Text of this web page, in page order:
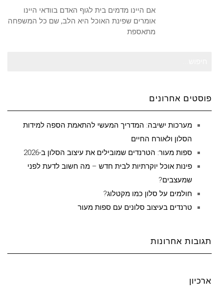
אם היינו מדמים בית לגוף האדם בוודאי היינו
אומרים שפינת האוכל היא הלב, שם כל המשפחה
מתאספת
פוסטים אחרונים
מערכות ישיבה: המדריך המעשי להתאמת הספה למידות
הסלון ולאורח החיים
ספות מעור: הטרנדים שמובילים את עיצוב הסלון ב-2026
פינות אוכל יוקרתיות לבית חדש – מה חשוב לדעת לפני
שמעצבים?
חולמים על סלון כמו מקטלוג?
טרנדים בעיצוב סלונים עם ספות מעור
תגובות אחרונות
ארכיון